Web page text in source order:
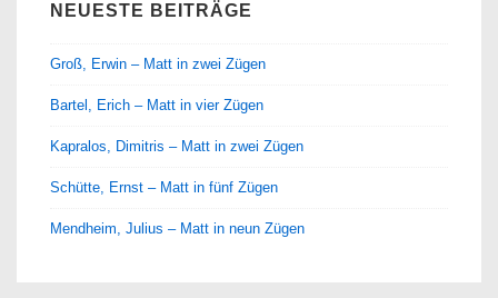
NEUESTE BEITRÄGE
Groß, Erwin – Matt in zwei Zügen
Bartel, Erich – Matt in vier Zügen
Kapralos, Dimitris – Matt in zwei Zügen
Schütte, Ernst – Matt in fünf Zügen
Mendheim, Julius – Matt in neun Zügen